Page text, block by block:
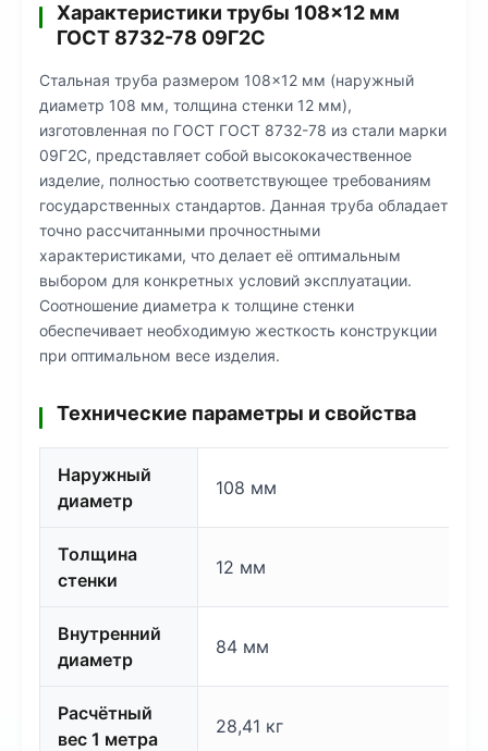
Характеристики трубы 108×12 мм
ГОСТ 8732-78 09Г2С
Стальная труба размером 108×12 мм (наружный
диаметр 108 мм, толщина стенки 12 мм),
изготовленная по ГОСТ ГОСТ 8732-78 из стали марки
09Г2С, представляет собой высококачественное
изделие, полностью соответствующее требованиям
государственных стандартов. Данная труба обладает
точно рассчитанными прочностными
характеристиками, что делает её оптимальным
выбором для конкретных условий эксплуатации.
Соотношение диаметра к толщине стенки
обеспечивает необходимую жесткость конструкции
при оптимальном весе изделия.
Технические параметры и свойства
Наружный
диаметр
108 мм
Толщина
стенки
12 мм
Внутренний
диаметр
84 мм
Расчётный
вес 1 метра
28,41 кг